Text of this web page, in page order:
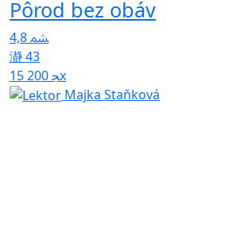
Pôrod bez obáv
4,8
43
15 200x
Majka Staňková